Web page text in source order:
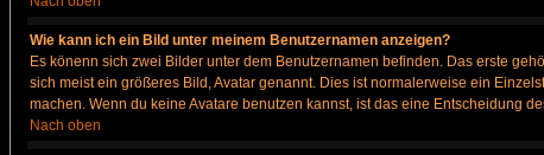
Wie kann ich ein Bild unter meinem Benutzernamen anzeigen?
Es könenn sich zwei Bilder unter dem Benutzernamen befinden. Das erste
sich meist ein größeres Bild, Avatar genannt. Dies ist normalerweise ein
machen. Wenn du keine Avatare benutzen kannst, ist das eine Entscheidung
Nach oben